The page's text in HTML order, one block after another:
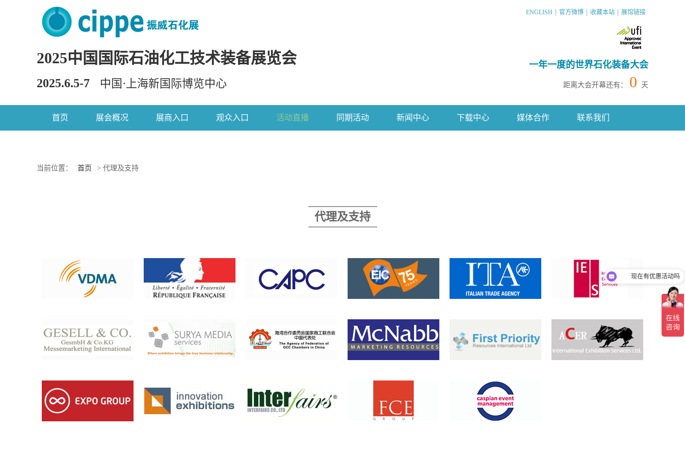
2025中国国际石油化工技术装备展览会
2025.6.5-7 中国·上海新国际博览中心
ENGLISH 官方微博 收藏本站 展馆链接
一年一度的世界石化装备大会
距离大会开幕还有： 0 天
首页 展会概况 展商入口 观众入口 活动直播 同期活动 新闻中心 下载中心 媒体合作 联系我们
当前位置： 首页 > 代理及支持
代理及支持
现在有优惠活动吗